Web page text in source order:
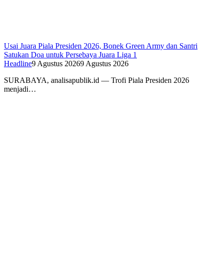
Usai Juara Piala Presiden 2026, Bonek Green Army dan Santri
Satukan Doa untuk Persebaya Juara Liga 1
Headline9 Agustus 20269 Agustus 2026
SURABAYA, analisapublik.id — Trofi Piala Presiden 2026
menjadi…